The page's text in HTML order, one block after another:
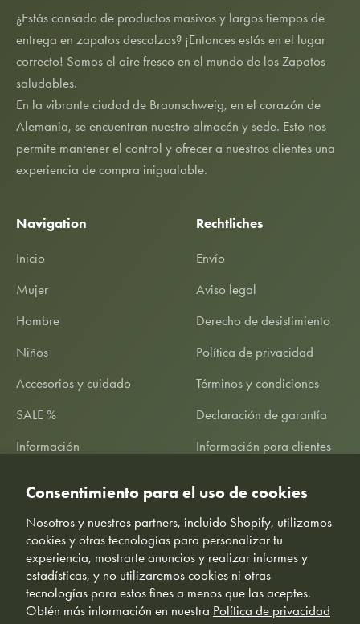
Consentimiento para el uso de cookies
Nosotros y nuestros partners, incluido Shopify, utilizamos
cookies y otras tecnologías para personalizar tu
experiencia, mostrarte anuncios y realizar informes y
estadísticas, y no utilizaremos cookies ni otras
tecnologías para estos fines a menos que las aceptes.
Obtén más información en nuestra Política de privacidad
¿Estás cansado de productos masivos y largos tiempos de
entrega en zapatos descalzos? ¡Entonces estás en el lugar
correcto! Somos el aire fresco en el mundo de los Zapatos
saludables.
En la vibrante ciudad de Braunschweig, en el corazón de
Alemania, se encuentran nuestro almacén y sede. Esto nos
permite mantener el control y ofrecer a nuestros clientes una
experiencia de compra inigualable.
Navigation
Inicio
Mujer
Hombre
Niños
Accesorios y cuidado
SALE %
Información
Rechtliches
Envío
Aviso legal
Derecho de desistimiento
Política de privacidad
Términos y condiciones
Declaración de garantía
Información para clientes
© Freiluftkind - Directamente desde Braunschweig 🇩🇪
*Garantía de precio mínimo: Garantizamos a nuestros clientes el